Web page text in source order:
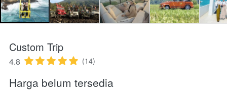
Custom Trip
4.8 (14)
Harga belum tersedia